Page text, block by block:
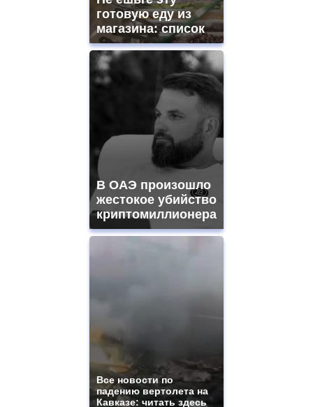
готовую еду из
магазина: список
В ОАЭ произошло
жестокое убийство
криптомиллионера
Все новости по
падению вертолета на
Кавказе: читать здесь